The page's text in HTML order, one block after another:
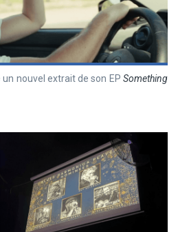
nouvel extrait de son EPSomething